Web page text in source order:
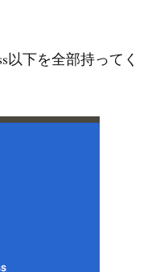
以下を全部持ってく